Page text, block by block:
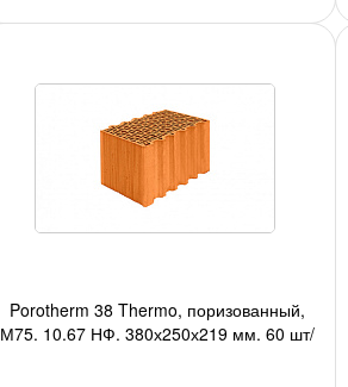
Porotherm 38 Thermo, поризованный,
М75, 10,67 НФ, 380х250х219 мм, 60 шт/